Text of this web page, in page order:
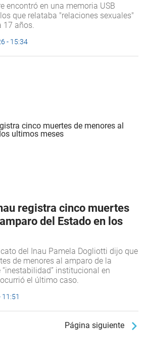
encontró en una memoria USB
que relataba "relaciones sexuales"
17 años.
- 15:34
registra cinco muertes
del Estado en los
del Inau Pamela Dogliotti dijo que
de menores al amparo de la
institucional en
el último caso.
11:51
Página siguiente